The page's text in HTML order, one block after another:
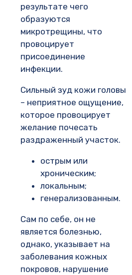
результате чего
образуются
микротрещины, что
провоцирует
присоединение
инфекции.
Сильный зуд кожи головы
– неприятное ощущение,
которое провоцирует
желание почесать
раздраженный участок.
острым или
хроническим;
локальным;
генерализованным.
Сам по себе, он не
является болезнью,
однако, указывает на
заболевания кожных
покровов, нарушение